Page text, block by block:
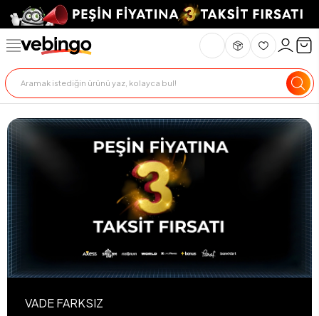
VADE FARKSIZ